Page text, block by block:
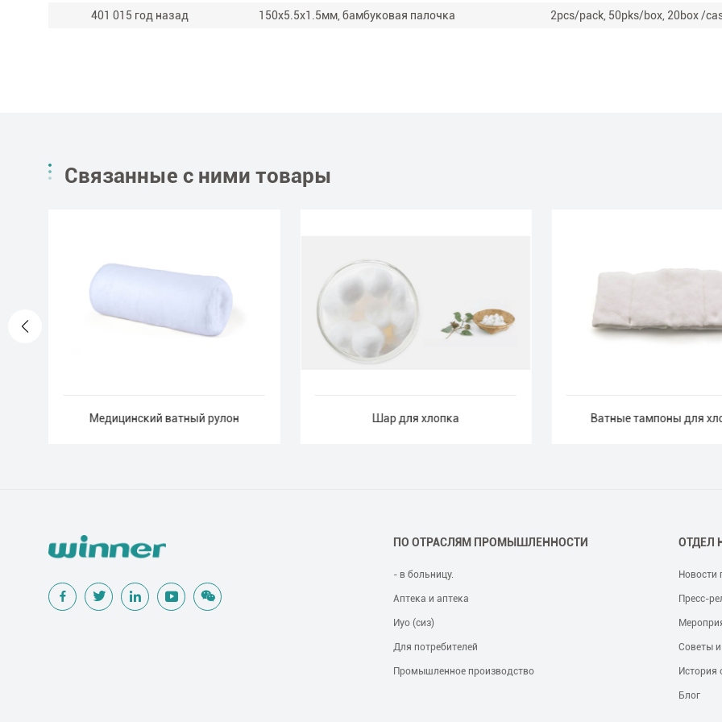
401 015 год назад 150x5.5x1.5мм, бамбуковая палочка 2pcs/pack, 50pks/box, 20box /
Связанные с ними товары
Медицинский ватный рулон Шар для хлопка Ватные тампоны для
ПО ОТРАСЛЯМ ПРОМЫШЛЕННОСТИ
- в больницу.
Аптека и аптека
Иуо (сиз)
Для потребителей
Промышленное производство
ОТДЕЛ
Новости
Пресс-
Советы
История
Блог